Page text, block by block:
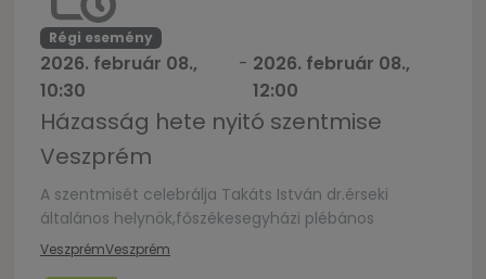
Régi esemény
2026. február 08.,
10:30
- 2026. február 08.,
12:00
Házasság hete nyitó szentmise
Veszprém
A szentmisét celebrálja Takáts István dr.érseki
általános helynök,főszékesegyházi plébános
VeszprémVeszprém